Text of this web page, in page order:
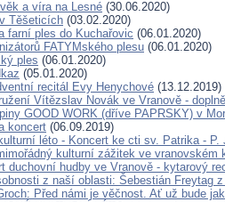
a víra na Lesné (30.06.2020)
Těšeticích (03.02.2020)
farní ples do Kuchařovic (06.01.2020)
FATYMského plesu (06.01.2020)
ples (06.01.2020)
(05.01.2020)
recitál Evy Henychové (13.12.2019)
Vítězslav Novák ve Vranově -
GOOD WORK (dříve PAPRSKY) v
koncert (06.09.2019)
léto - Koncert ke cti sv. Patrika - P.
kulturní zážitek ve vranovském
duchovní hudby ve Vranově - kytarový
z naší oblasti: Šebestián Freytag z
Před námi je věčnost. Ať už bude